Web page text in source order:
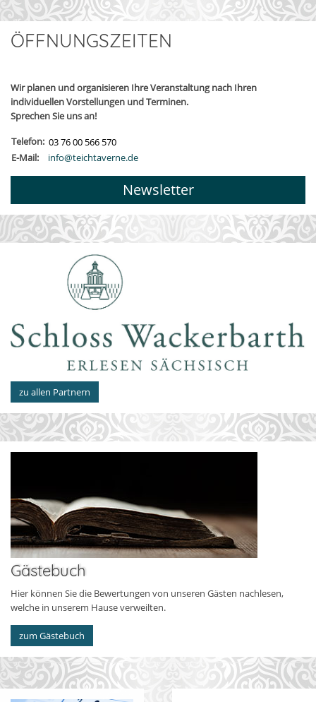
ÖFFNUNGSZEITEN
Wir planen und organisieren Ihre Veranstaltung nach Ihren
individuellen Vorstellungen und Terminen.
Sprechen Sie uns an!
Telefon: 03 76 00 566 570
E-Mail:
info@teichtaverne.de
Newsletter
zu allen Partnern
Gästebuch
Hier können Sie die Bewertungen von unseren Gästen nachlesen,
welche in unserem Hause verweilten.
zum Gästebuch